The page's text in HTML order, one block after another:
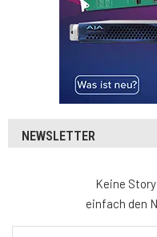
NEWSLETTER
Keine
einfach den